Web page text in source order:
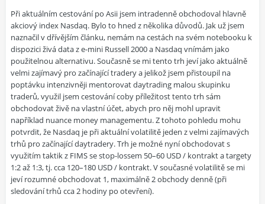
Při aktuálním cestování po Asii jsem intradenně obchodoval hlavně
akciový index Nasdaq. Bylo to hned z několika důvodů. Jak už jsem
naznačil v dřívějším článku, nemám na cestách na svém notebooku k
dispozici živá data z e-mini Russell 2000 a Nasdaq vnímám jako
použitelnou alternativu. Současně se mi tento trh jeví jako aktuálně
velmi zajímavý pro začínající tradery a jelikož jsem přistoupil na
poptávku intenzivněji mentorovat daytrading malou skupinku
traderů, využil jsem cestování coby příležitost tento trh sám
obchodovat živě na vlastní účet, abych pro něj mohl upravit
například nuance money managementu. Z tohoto pohledu mohu
potvrdit, že Nasdaq je při aktuální volatilitě jeden z velmi zajímavých
trhů pro začínající daytradery. Trh je možné nyní obchodovat s
využitím taktik z FIMS se stop-lossem 50–60 USD / kontrakt a targety
1:2 až 1:3, tj. cca 120–180 USD / kontrakt. V současné volatilitě se mi
jeví rozumné obchodovat 1, maximálně 2 obchody denně (při
sledování trhů cca 2 hodiny po otevření).